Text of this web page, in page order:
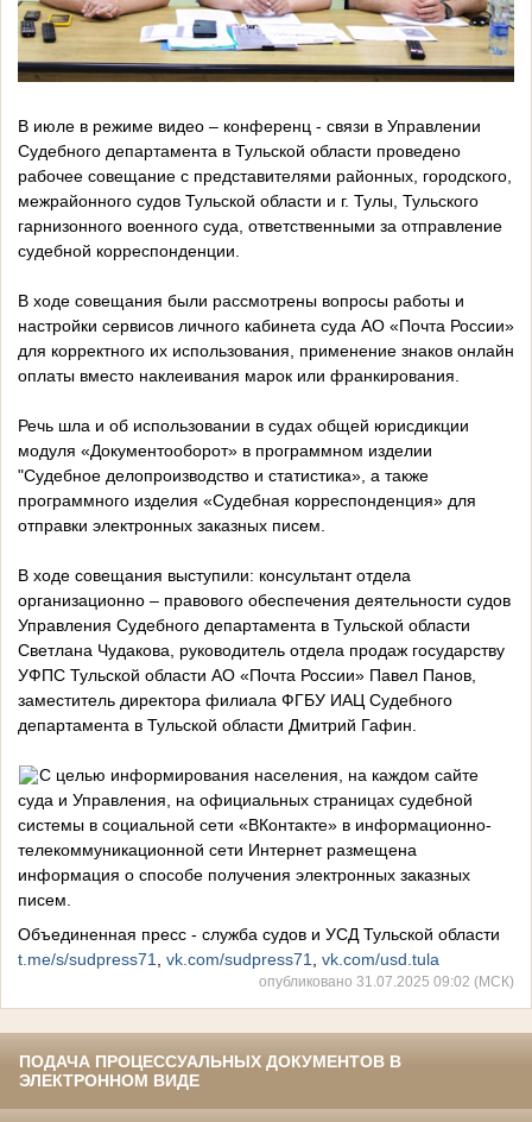
В июле в режиме видео – конференц - связи в Управлении
Судебного департамента в Тульской области проведено
рабочее совещание с представителями районных, городского,
межрайонного судов Тульской области и г. Тулы, Тульского
гарнизонного военного суда, ответственными за отправление
судебной корреспонденции.
В ходе совещания были рассмотрены вопросы работы и
настройки сервисов личного кабинета суда АО «Почта России»
для корректного их использования, применение знаков онлайн
оплаты вместо наклеивания марок или франкирования.
Речь шла и об использовании в судах общей юрисдикции
модуля «Документооборот» в программном изделии
"Судебное делопроизводство и статистика», а также
программного изделия «Судебная корреспонденция» для
отправки электронных заказных писем.
В ходе совещания выступили: консультант отдела
организационно – правового обеспечения деятельности судов
Управления Судебного департамента в Тульской области
Светлана Чудакова, руководитель отдела продаж государству
УФПС Тульской области АО «Почта России» Павел Панов,
заместитель директора филиала ФГБУ ИАЦ Судебного
департамента в Тульской области Дмитрий Гафин.
С целью информирования населения, на каждом сайте
суда и Управления, на официальных страницах судебной
системы в социальной сети «ВКонтакте» в информационно-
телекоммуникационной сети Интернет размещена
информация о способе получения электронных заказных
писем.
Объединенная пресс - служба судов и УСД Тульской области
t.me/s/sudpress71
vk.com/sudpress71 vk.com/usd.tula
опубликовано 31.07.2025 09:02 (МСК)
ПОДАЧА ПРОЦЕССУАЛЬНЫХ ДОКУМЕНТОВ В
ЭЛЕКТРОННОМ ВИДЕ